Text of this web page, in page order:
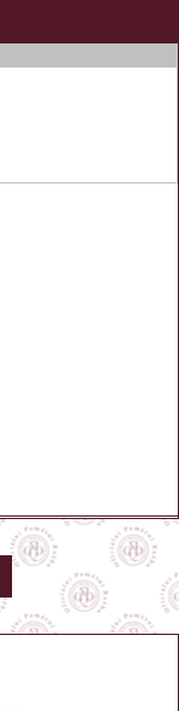
Zobrazit na mapě